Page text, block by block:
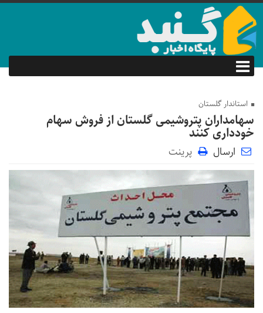
استاندار گلستان
سهامداران پتروشیمی گلستان از فروش سهام
خودداری کنند
ارسال پرینت